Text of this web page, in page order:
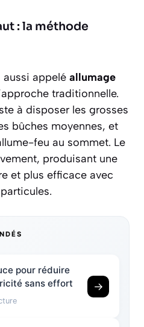
: la méthode
aussi appelé allumage
traditionnelle.
à disposer les grosses
bûches moyennes, et
feu au sommet. Le
produisant une
et plus efficace avec
pour réduire
sans effort
→